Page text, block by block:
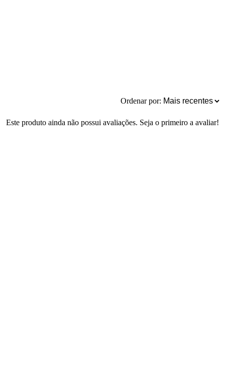
Ordenar por:
Este produto ainda não possui avaliações. Seja o primeiro a avaliar!